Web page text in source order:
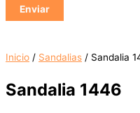
Inicio / Sandalias / Sandalia
Sandalia 1446